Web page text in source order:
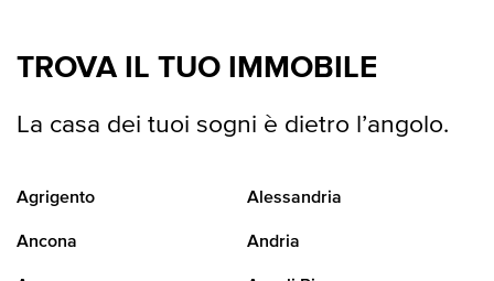
TROVA IL TUO IMMOBILE
La casa dei tuoi sogni è dietro l’angolo.
Agrigento Alessandria
Ancona Andria